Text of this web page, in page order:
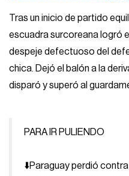
Tras un inicio de partido
escuadra surcoreana logró
despeje defectuoso del
chica. Dejó el balón a la
disparó y superó al
PARA IR PULIENDO
⬇️Paraguay perdió